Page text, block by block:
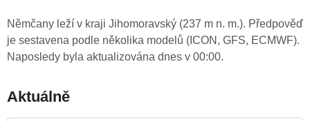
Němčany leží v kraji Jihomoravský (237 m n. m.). Předpověď
je sestavena podle několika modelů (ICON, GFS, ECMWF).
Naposledy byla aktualizována dnes v 00:00.
Aktuálně